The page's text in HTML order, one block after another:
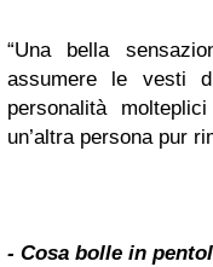
“Una bella
assumere le vesti
personalità
un’altra persona pur
- Cosa bolle in